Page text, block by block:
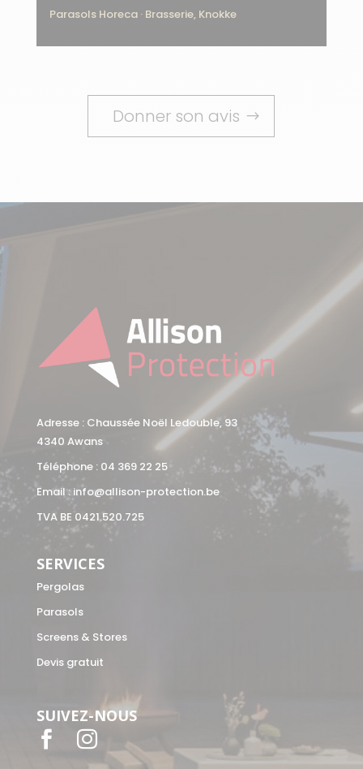
Parasols Horeca · Brasserie, Knokke
Donner son avis
Adresse : Chaussée Noël Ledouble, 93
4340 Awans
Téléphone : 04 369 22 25
Email : info@allison-protection.be
TVA BE 0421.520.725
SERVICES
Pergolas
Parasols
Screens & Stores
Devis gratuit
SUIVEZ-NOUS
 